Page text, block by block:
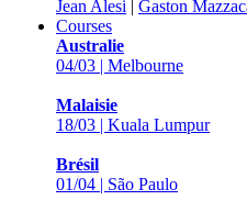
Jean Alesi Gaston
Courses
Australie
04/03 | Melbourne
Malaisie
18/03 | Kuala Lumpur
Brésil
01/04 | São Paulo